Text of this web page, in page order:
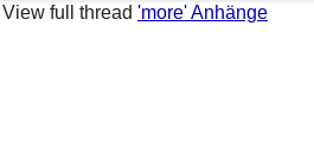
View full thread 'more' Anhänge